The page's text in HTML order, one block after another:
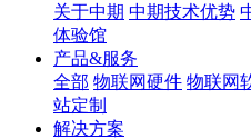
关于中期 中期技术优势
体验馆
产品&服务
全部 物联网硬件 物联网
站定制
解决方案